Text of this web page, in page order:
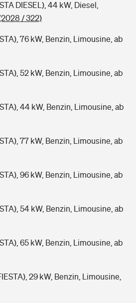
DIESEL), 44 kW, Diesel,
/ 322)
76 kW, Benzin, Limousine, ab
52 kW, Benzin, Limousine, ab
44 kW, Benzin, Limousine, ab
77 kW, Benzin, Limousine, ab
96 kW, Benzin, Limousine, ab
54 kW, Benzin, Limousine, ab
65 kW, Benzin, Limousine, ab
29 kW, Benzin, Limousine,